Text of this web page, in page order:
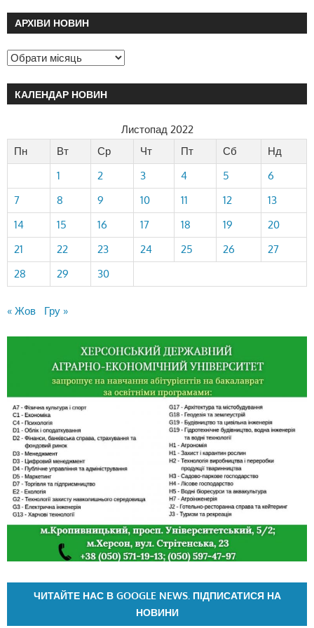
АРХІВИ НОВИН
КАЛЕНДАР НОВИН
Листопад 2022
Пн
Вт Ср Чт Пт Сб
Нд
1
2 3 4 5
6
7
8 9 10 11 12
13
14
15 16 17 18 19
20
21
22 23 24 25 26
27
28
29 30
« Жов Гру »
ЧИТАЙТЕ НАС В GOOGLE NEWS. ПІДПИСАТИСЯ НА
НОВИНИ